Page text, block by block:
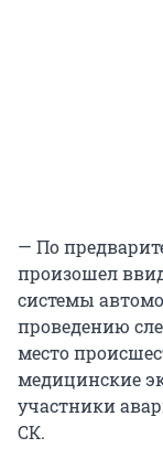
— По
произошел
системы
проведению
место
медицинские
участники
СК.